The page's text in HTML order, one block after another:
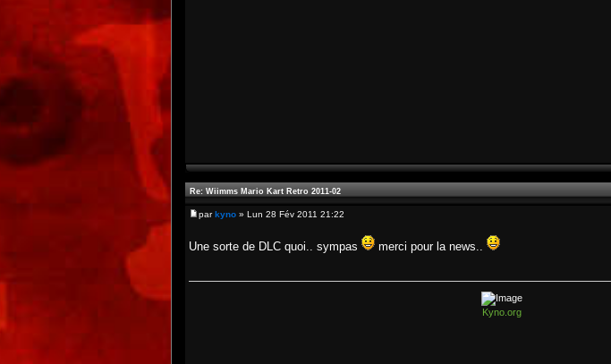
Re: Wiimms Mario Kart Retro 2011-02
parkyno » Lun 28 Fév 2011 21:22
Une sorte de DLC quoi.. sympas merci pour la news..
Kyno.org